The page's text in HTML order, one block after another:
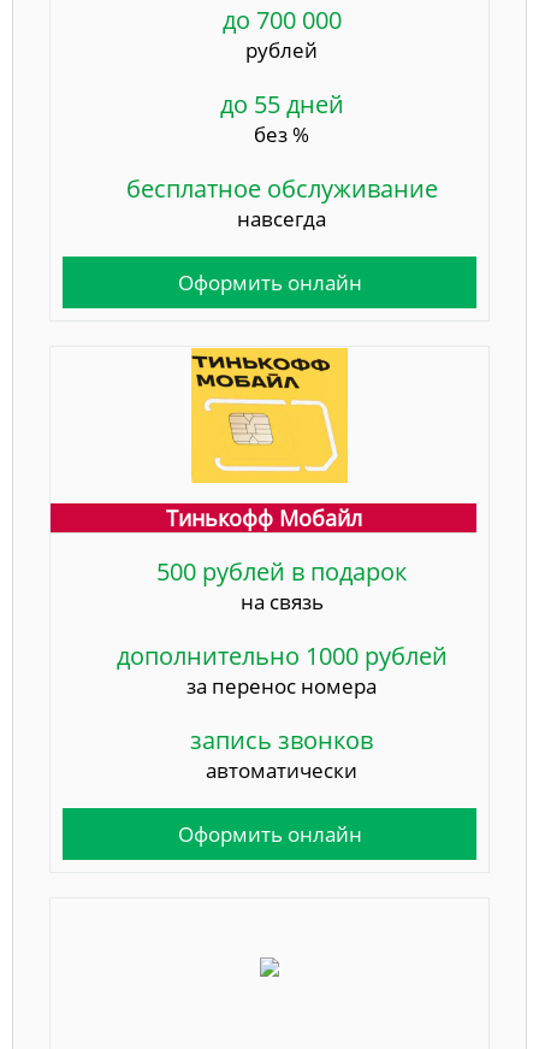
до 700 000
рублей
до 55 дней
без %
бесплатное обслуживание
навсегда
Оформить онлайн
Тинькофф Мобайл
500 рублей в подарок
на связь
дополнительно 1000 рублей
за перенос номера
запись звонков
автоматически
Оформить онлайн